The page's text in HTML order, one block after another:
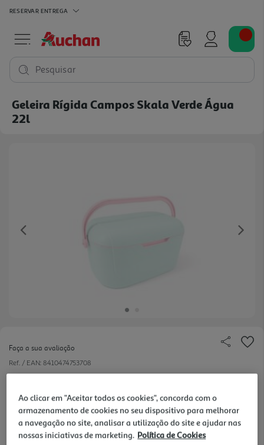
RESERVAR ENTREGA
Pesquisar
Geleira Rígida Campos Skala Verde Água
22l
Previous
Faça a sua avaliação
Ref. / EAN: 8410474753708
29,99 €
Ao clicar em "Aceitar todos os cookies", concorda com o
armazenamento de cookies no seu dispositivo para melhorar
a navegação no site, analisar a utilização do site e ajudar nas
nossas iniciativas de marketing. Política de Cookies